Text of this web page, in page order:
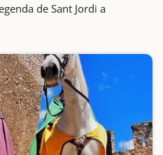
de Sant Jordi a